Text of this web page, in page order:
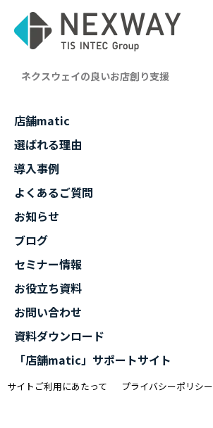
ネクスウェイの良いお店創り支援
店舗matic
選ばれる理由
導入事例
よくあるご質問
お知らせ
ブログ
セミナー情報
お役立ち資料
お問い合わせ
資料ダウンロード
「店舗matic」サポートサイト
サイトご利用にあたって プライバシーポリシー